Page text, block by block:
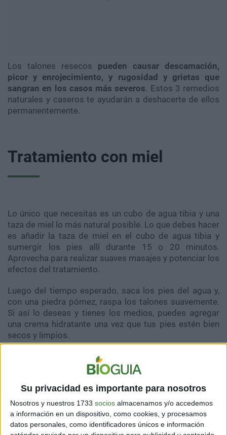
Su privacidad es importante para nosotros
Nosotros y nuestros 1733 socios almacenamos y/o accedemos
a información en un dispositivo, como cookies, y procesamos
datos personales, como identificadores únicos e información
Los talones resecos pueden causar descamación,
picor y enrojecimiento, y rugosidad y grietas que
sangran en los casos más severos. Estos 3 remedios
naturales y caseros te ayudarán a deshacerte de ellos
permanentemente.
Tratamiento con miel
Lo único que necesitas es un cubo de agua tibia y una
taza de miel lo más natural posible. Lo que debes hacer
es añadir la taza de miel en el cubo de agua tibia y
sumergir los pies allí durante 15 o 20 minutos.
Aprovecha para realizar suaves masajes y potenciar los
efectos del tratamiento.
Luego del tiempo esperado, saca los pies del agua y,
con una piedra pómez, raspa los talones suavemente.
Si así lo deseas y tienes los medios, puedes agregar
una crema hidratante una vez que tus pies estén bien
secos y limpios.
Uso de aceites